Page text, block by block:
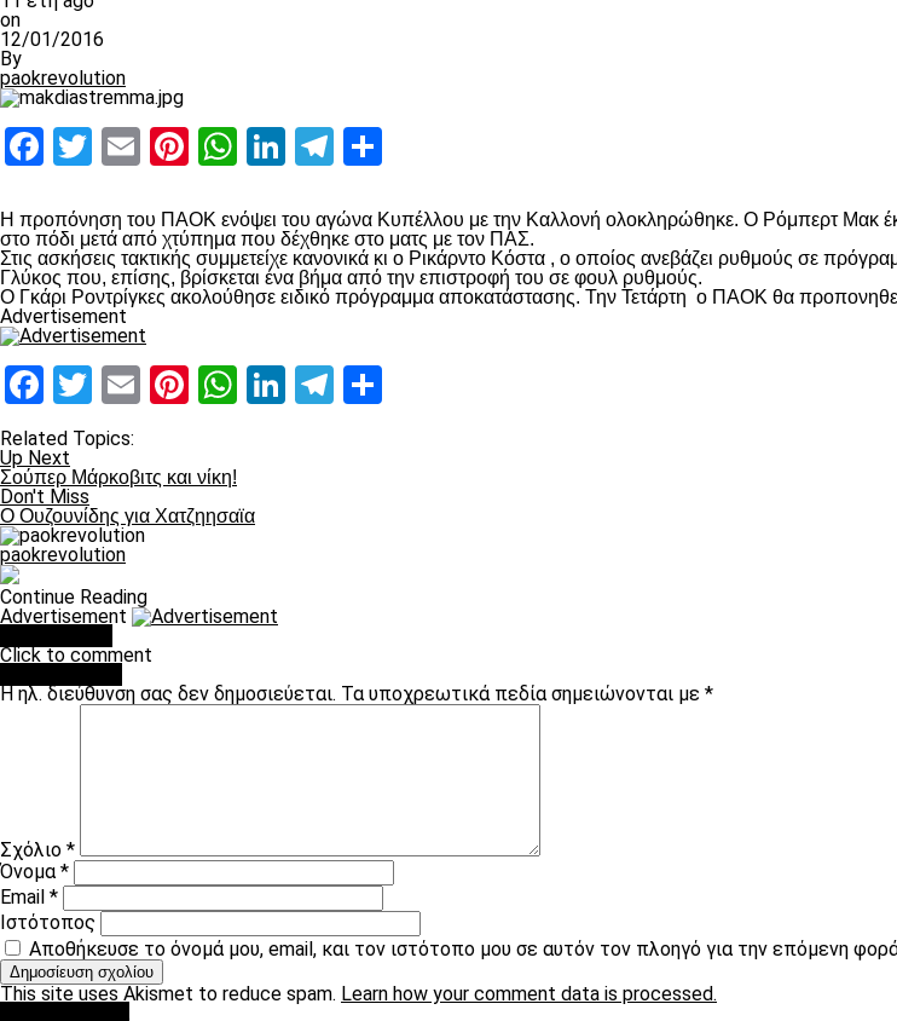
on
12/01/2016
By
paokrevolution
Facebook
Twitter
EmailPinterest
WhatsApp
LinkedIn
Telegram
Η προπόνηση του ΠΑΟΚ ενόψει του αγώνα Κυπέλλου με την Καλλονή ολοκληρώθηκε. Ο Ρόμπερτ Μακ
στο πόδι μετά από χτύπημα που δέχθηκε στο ματς με τον ΠΑΣ.
Στις ασκήσεις τακτικής συμμετείχε κανονικά κι ο Ρικάρντο Κόστα , ο οποίος ανεβάζει ρυθμούς σε
Γλύκος που, επίσης, βρίσκεται ένα βήμα από την επιστροφή του σε φουλ ρυθμούς.
Ο Γκάρι Ροντρίγκες ακολούθησε ειδικό πρόγραμμα αποκατάστασης. Την Τετάρτη ο ΠΑΟΚ θα
Advertisement
Facebook
Twitter
EmailPinterest
WhatsApp
LinkedIn
Telegram
Related Topics:
Up Next
Σούπερ Μάρκοβιτς και νίκη!
Don't Miss
Ο Ουζουνίδης για Χατζηησαϊα
paokrevolution
Continue Reading
Advertisement
Click to comment
Η ηλ. διεύθυνση σας δεν δημοσιεύεται. Τα υποχρεωτικά πεδία σημειώνονται με *
Σχόλιο *
Όνομα*
Email *
Ιστότοπος
Αποθήκευσε το όνομά μου, email, και τον ιστότοπο μου σε αυτόν τον πλοηγό για την επόμενη
This site uses Akismet to reduce spam. Learn how your comment data is processed.